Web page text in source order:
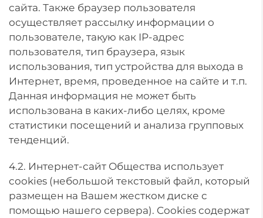
сайта. Также браузер пользователя
осуществляет рассылку информации о
пользователе, такую как IP-адрес
пользователя, тип браузера, язык
использования, тип устройства для выхода в
Интернет, время, проведенное на сайте и т.п.
Данная информация не может быть
использована в каких-либо целях, кроме
статистики посещений и анализа групповых
тенденций.
4.2. Интернет-сайт Общества использует
cookies (небольшой текстовый файл, который
размещен на Вашем жестком диске с
помощью нашего сервера). Cookies содержат